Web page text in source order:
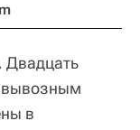
Двадцать
вывозным
в